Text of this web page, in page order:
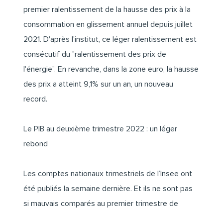
premier ralentissement de la hausse des prix à la
consommation en glissement annuel depuis juillet
2021. D'après l’institut, ce léger ralentissement est
consécutif du "ralentissement des prix de
l'énergie". En revanche, dans la zone euro, la hausse
des prix a atteint 9,1% sur un an, un nouveau
record.
Le PIB au deuxième trimestre 2022 : un léger
rebond
Les comptes nationaux trimestriels de l’Insee ont
été publiés la semaine dernière. Et ils ne sont pas
si mauvais comparés au premier trimestre de